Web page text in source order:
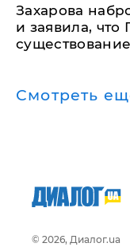
​Захарова
и заявила,
Смотреть
© 2026, Диалог.ua